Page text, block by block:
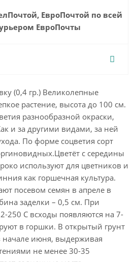
ЕвроПочтой по всей
ЕвроПочты
(0,4 гр.) Великолепные
растение, высота до 100 см.
разнообразной окраски,
и за другими видами, за ней
По форме соцветия сорт
с середины
используют для цветников и
как горшечная культура.
посевом семян в апреле в
заделки – 0,5 см. При
250 С всходы появляются на 7-
в горшки. В открытый грунт
начале июня, выдерживая
не менее 30-35